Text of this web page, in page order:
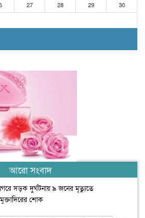
27 28 29
30
আরো সংবাদ
সড়ক দুর্ঘটনায় ৯ জনের মৃত্যুতে
শোক